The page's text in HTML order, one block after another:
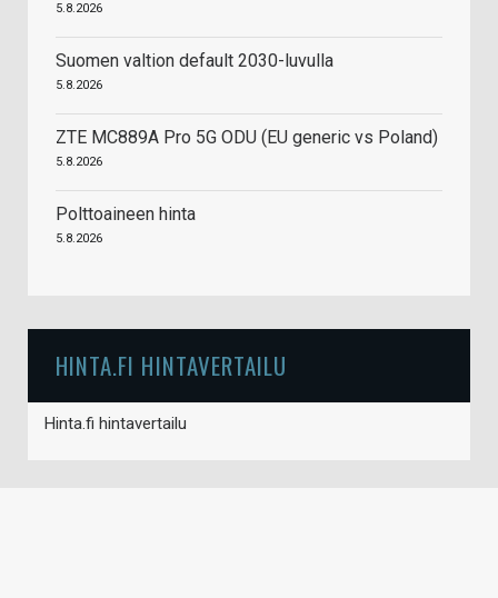
5.8.2026
Suomen valtion default 2030-luvulla
5.8.2026
ZTE MC889A Pro 5G ODU (EU generic vs Poland)
5.8.2026
Polttoaineen hinta
5.8.2026
HINTA.FI HINTAVERTAILU
Hinta.fi hintavertailu